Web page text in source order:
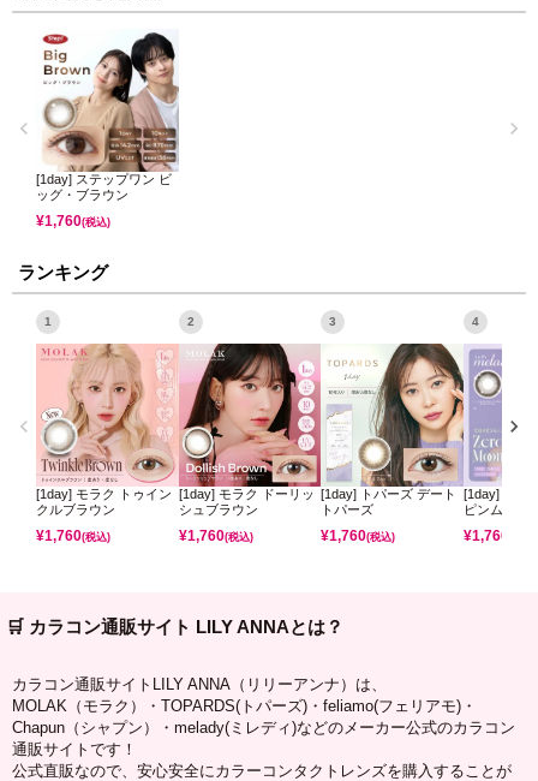
[1day] ステップワン ビ
ッグ・ブラウン
¥1,760(税込)
ランキング
1
[1day] モラク トゥイン
クルブラウン
¥1,760(税込)
2
[1day] モラク ドーリッ
シュブラウン
¥1,760(税込)
3
[1day] トパーズ デート
トパーズ
¥1,760(税込)
4
[1day] ミレ
ピンムーン
¥1,760
🛒 カラコン通販サイト LILY ANNAとは？
カラコン通販サイトLILY ANNA（リリーアンナ）は、
MOLAK（モラク）・TOPARDS(トパーズ)・feliamo(フェリアモ)・
Chapun（シャプン）・melady(ミレディ)などのメーカー公式のカラコン
通販サイトです！
公式直販なので、安心安全にカラーコンタクトレンズを購入することが